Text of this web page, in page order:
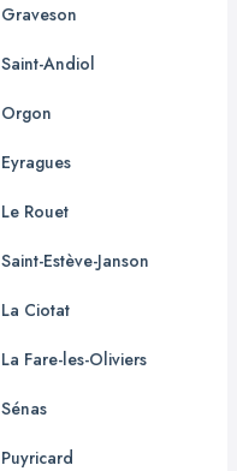
Graveson
Saint-Andiol
Orgon
Eyragues
Le Rouet
Saint-Estève-Janson
La Ciotat
La Fare-les-Oliviers
Sénas
Puyricard